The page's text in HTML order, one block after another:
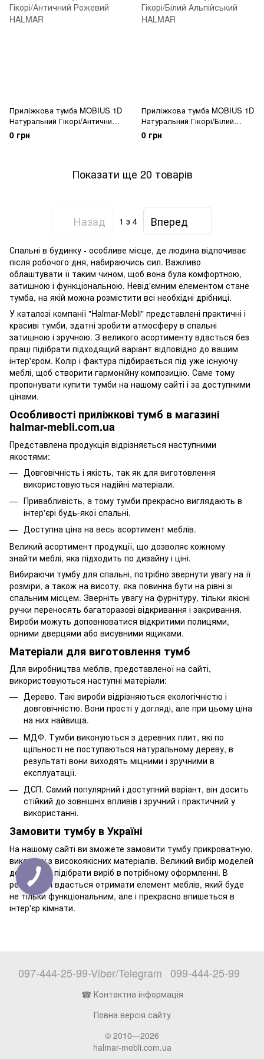
Приліжкова тумба MOBIUS 1D
Натуральний Гікорі/Античний
Рожевий HALMAR
0 грн
Приліжкова тумба MOBIUS 1D
Натуральний Гікорі/Білий
Альпійський HALMAR
0 грн
Показати ще 20 товарів
Назад 1 з 4 Вперед
Спальні в будинку - особливе місце, де людина відпочиває
після робочого дня, набираючись сил. Важливо
облаштувати її таким чином, щоб вона була комфортною,
затишною і функціональною. Невід'ємним елементом стане
тумба, на якій можна розмістити всі необхідні дрібниці.
У каталозі компанії "Halmar-Mebli" представлені практичні і
красиві тумби, здатні зробити атмосферу в спальні
затишною і зручною. З великого асортименту вдасться без
праці підібрати підходящий варіант відповідно до вашим
інтер'єром. Колір і фактура підбирається під уже існуючу
меблі, щоб створити гармонійну композицію. Саме тому
пропонувати купити тумби на нашому сайті і за доступними
цінами.
Особливості приліжкові тумб в магазині
halmar-mebli.com.ua
Представлена ​​продукція відрізняється наступними
якостями:
Довговічність і якість, так як для виготовлення
використовуються надійні матеріали.
Привабливість, а тому тумби прекрасно виглядають в
інтер'єрі будь-якої спальні.
Доступна ціна на весь асортимент меблів.
Великий асортимент продукції, що дозволяє кожному
знайти меблі, яка підходить по дизайну і ціні.
Вибираючи тумбу для спальні, потрібно звернути увагу на її
розміри, а також на висоту, яка повинна бути на рівні зі
спальним місцем. Зверніть увагу на фурнітуру, тільки якісні
ручки переносять багаторазові відкривання і закривання.
Вироби можуть доповнюватися відкритими полицями,
орними дверцями або висувними ящиками.
Матеріали для виготовлення тумб
Для виробництва меблів, представленої на сайті,
використовуються наступні матеріали:
Дерево. Такі вироби відрізняються екологічністю і
довговічністю. Вони прості у догляді, але при цьому ціна
на них найвища.
МДФ. Тумби виконуються з деревних плит, які по
щільності не поступаються натуральному дереву, в
результаті вони виходять міцними і зручними в
експлуатації.
ДСП. Самий популярний і доступний варіант, він досить
стійкий до зовнішніх впливів і зручний і практичний у
використанні.
Замовити тумбу в Україні
На нашому сайті ви зможете замовити тумбу прикроватную,
виконану з високоякісних матеріалів. Великий вибір моделей
дозволить підібрати виріб в потрібному оформленні. В
результаті вдасться отримати елемент меблів, який буде
не тільки функціональним, але і прекрасно впишеться в
інтер'єр кімнати.
097-444-25-99-Viber/Telegram 099-444-25-99
☎ Контактна інформація
Повна версія сайту
© 2010—2026
halmar-mebli.com.ua